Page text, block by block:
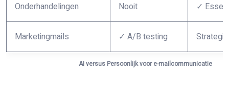
AI versus Persoonlijk voor e-mailcommunicatie
Onderhandelingen Nooit ✓
Marketingmails ✓ A/B testing